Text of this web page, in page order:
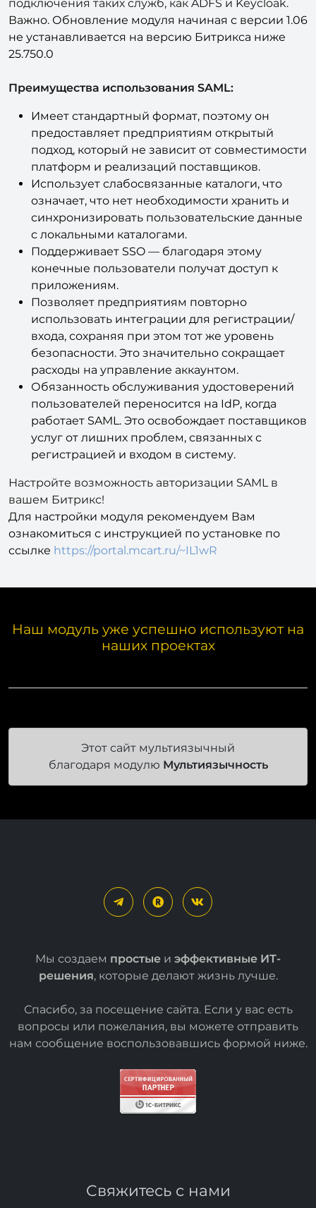
портале, используя возможности для
подключения таких служб, как ADFS и Keycloak.
Важно. Обновление модуля начиная с версии 1.06
не устанавливается на версию Битрикса ниже
Преимущества использования SAML:
Имеет стандартный формат, поэтому он
предоставляет предприятиям открытый
подход, который не зависит от совместимости
платформ и реализаций поставщиков.
Использует слабосвязанные каталоги, что
означает, что нет необходимости хранить и
синхронизировать пользовательские данные
с локальными каталогами.
Поддерживает SSO — благодаря этому
конечные пользователи получат доступ к
приложениям.
Позволяет предприятиям повторно
использовать интеграции для регистрации/
входа, сохраняя при этом тот же уровень
безопасности. Это значительно сокращает
расходы на управление аккаунтом.
Обязанность обслуживания удостоверений
пользователей переносится на IdP, когда
работает SAML. Это освобождает поставщиков
услуг от лишних проблем, связанных с
регистрацией и входом в систему.
Настройте возможность авторизации SAML в
вашем Битрикс!
Для настройки модуля рекомендуем Вам
ознакомиться с инструкцией по установке по
Наш модуль уже успешно используют на
Этот сайт мультиязычный
благодаря модулюМультиязычность
Мы создаемпростыеиэффективные ИТ-
Спасибо, за посещение сайта. Если у вас есть
вопросы или пожелания, вы можете отправить
нам сообщение воспользовавшись формой